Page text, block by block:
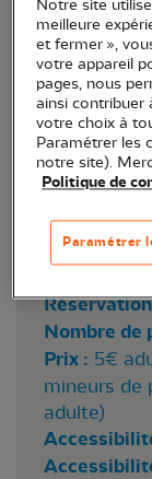
Martin-
Lieu :
Nombre de
Prix : 5€
mineurs de
adulte)
Notre site
meilleure
et fermer »,
votre appareil
pages, nous
ainsi contribuer
votre choix à
Paramétrer les
notre site).
Politique de
Paramétrer